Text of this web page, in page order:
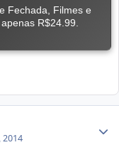
2014